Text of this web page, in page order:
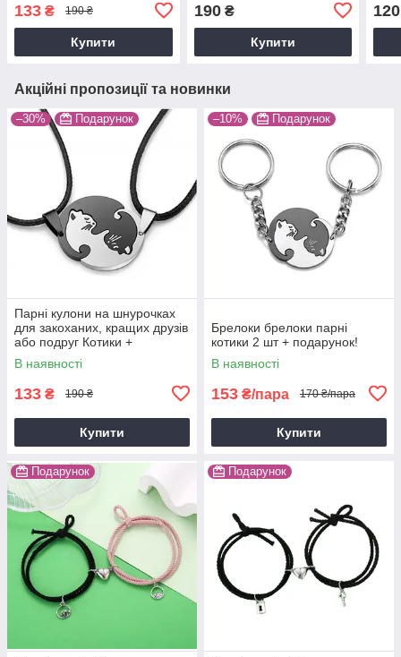
133 ₴ 190 ₴
Купити
190₴
Купити
120
Акційні пропозиції та новинки
–30% Подарунок
Парні кулони на шнурочках
для закоханих, кращих друзів
або подруг Котики +
подарунок
В наявності
133 ₴ 190 ₴
Купити
–10% Подарунок
Брелоки брелоки парні
котики 2 шт + подарунок!
В наявності
153 ₴/пара 170 ₴/пара
Купити
Подарунок Подарунок